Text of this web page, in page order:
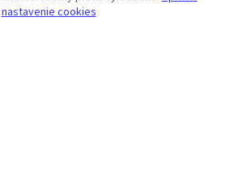
nastavenie cookies